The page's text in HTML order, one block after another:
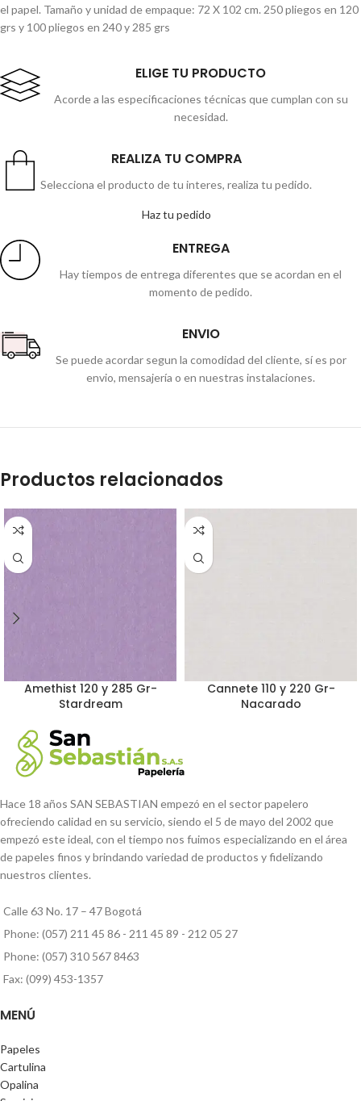
el papel. Tamaño y unidad de empaque: 72 X 102 cm. 250 pliegos en 120
grs y 100 pliegos en 240 y 285 grs
ELIGE TU PRODUCTO
Acorde a las especificaciones técnicas que cumplan con su
necesidad.
REALIZA TU COMPRA
Selecciona el producto de tu interes, realiza tu pedido.
Haz tu pedido
ENTREGA
Hay tiempos de entrega diferentes que se acordan en el
momento de pedido.
ENVIO
Se puede acordar segun la comodidad del cliente, sí es por
envio, mensajería o en nuestras instalaciones.
Productos relacionados
Amethist 120 y 285 Gr-
Stardream
Cannete 110 y 220 Gr-
Nacarado
Hace 18 años SAN SEBASTIAN empezó en el sector papelero
ofreciendo calidad en su servicio, siendo el 5 de mayo del 2002 que
empezó este ideal, con el tiempo nos fuimos especializando en el área
de papeles finos y brindando variedad de productos y fidelizando
nuestros clientes.
Calle 63 No. 17 – 47 Bogotá
Phone: (057) 211 45 86 - 211 45 89 - 212 05 27
Phone: (057) 310 567 8463
Fax: (099) 453-1357
MENÚ
Papeles
Cartulina
Opalina